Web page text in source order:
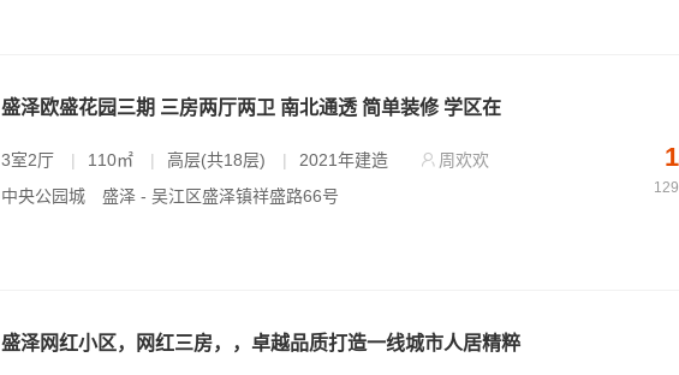
盛泽欧盛花园三期 三房两厅两卫 南北通透 简单装修 学区在
3室2厅 | 110㎡ | 高层(共18层) | 2021年建造
周欢欢
中央公园城
盛泽 - 吴江区盛泽镇祥盛路66号
盛泽网红小区，网红三房，，卓越品质打造一线城市人居精粹